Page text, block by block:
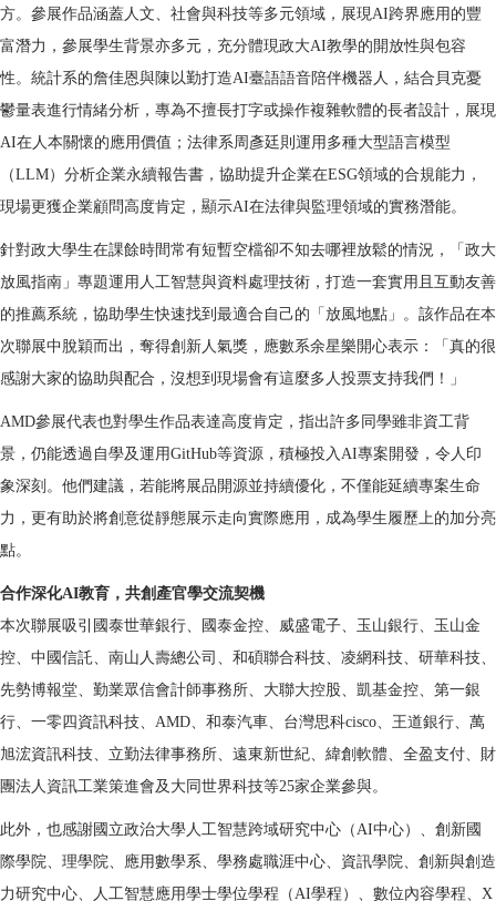
方。參展作品涵蓋人文、社會與科技等多元領域，展現AI跨界應用的豐
富潛力，參展學生背景亦多元，充分體現政大AI教學的開放性與包容
性。統計系的詹佳恩與陳以勤打造AI臺語語音陪伴機器人，結合貝克憂
鬱量表進行情緒分析，專為不擅長打字或操作複雜軟體的長者設計，展現
AI在人本關懷的應用價值；法律系周彥廷則運用多種大型語言模型
（LLM）分析企業永續報告書，協助提升企業在ESG領域的合規能力，
現場更獲企業顧問高度肯定，顯示AI在法律與監理領域的實務潛能。
針對政大學生在課餘時間常有短暫空檔卻不知去哪裡放鬆的情況，「政大
放風指南」專題運用人工智慧與資料處理技術，打造一套實用且互動友善
的推薦系統，協助學生快速找到最適合自己的「放風地點」。該作品在本
次聯展中脫穎而出，奪得創新人氣獎，應數系余星樂開心表示：「真的很
感謝大家的協助與配合，沒想到現場會有這麼多人投票支持我們！」
AMD參展代表也對學生作品表達高度肯定，指出許多同學雖非資工背
景，仍能透過自學及運用GitHub等資源，積極投入AI專案開發，令人印
象深刻。他們建議，若能將展品開源並持續優化，不僅能延續專案生命
力，更有助於將創意從靜態展示走向實際應用，成為學生履歷上的加分亮
點。
合作深化AI教育，共創產官學交流契機
本次聯展吸引國泰世華銀行、國泰金控、威盛電子、玉山銀行、玉山金
控、中國信託、南山人壽總公司、和碩聯合科技、凌網科技、研華科技、
先勢博報堂、勤業眾信會計師事務所、大聯大控股、凱基金控、第一銀
行、一零四資訊科技、AMD、和泰汽車、台灣思科cisco、王道銀行、萬
旭浤資訊科技、立勤法律事務所、遠東新世紀、緯創軟體、全盈支付、財
團法人資訊工業策進會及大同世界科技等25家企業參與。
此外，也感謝國立政治大學人工智慧跨域研究中心（AI中心）、創新國
際學院、理學院、應用數學系、學務處職涯中心、資訊學院、創新與創造
力研究中心、人工智慧應用學士學位學程（AI學程）、數位內容學程、X